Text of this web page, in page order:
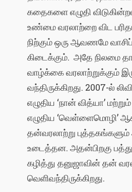
கதைகளை எழுதி
உண்மை வரலாற்றை விட
நிற்கும் ஒரு ஆவணமே
கிடைக்கும். அதே நிலமை
வாழ்க்கை வரலாற்றுக்கும்
வந்திருக்கிறது. 2007-ல்
எழுதிய ‘நான் வித்யா’
எழுதிய ‘வெள்ளைமொழி’
தன்வரலாற்று
உடைத்தன. அதன்பிறகு
கழித்து தனுஜாவின் தன்
வெளிவந்திருக்கிறது.